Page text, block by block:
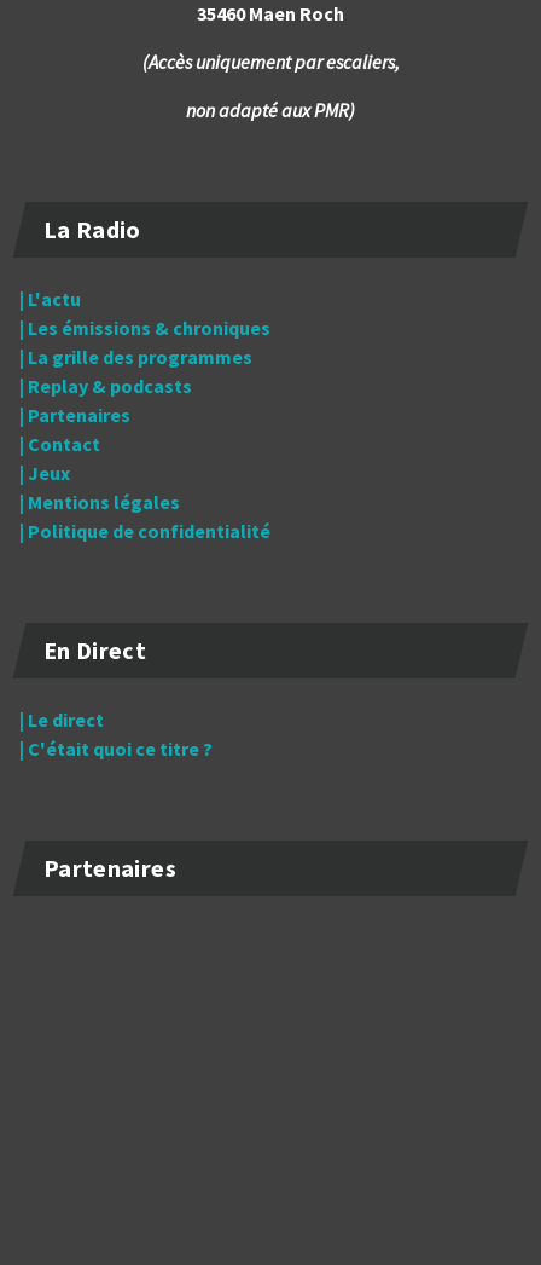
35460 Maen Roch
(Accès uniquement par escaliers,
non adapté aux PMR)
La Radio
| L'actu
| Les émissions & chroniques
| La grille des programmes
| Replay & podcasts
| Partenaires
| Contact
| Jeux
| Mentions légales
| Politique de confidentialité
En Direct
| Le direct
| C'était quoi ce titre ?
Partenaires